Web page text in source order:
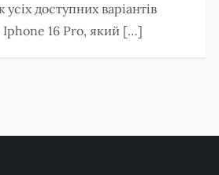
доступних варіантів
Iphone 16 Pro, який […]